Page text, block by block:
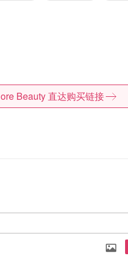
Beauty 直达购买链接